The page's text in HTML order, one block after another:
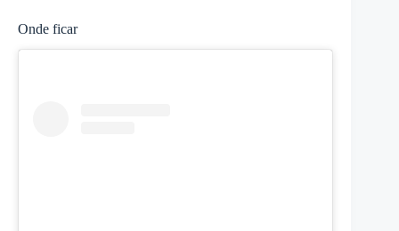
Onde ficar